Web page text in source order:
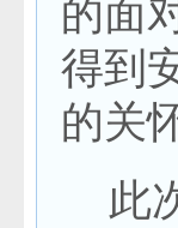
的面
得到
的关
此